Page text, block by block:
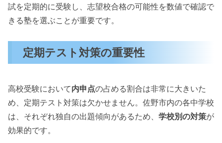
試を定期的に受験し、志望校合格の可能性を数値で確認で
きる塾を選ぶことが重要です。
定期テスト対策の重要性
高校受験において内申点の占める割合は非常に大きいた
め、定期テスト対策は欠かせません。佐野市内の各中学校
は、それぞれ独自の出題傾向があるため、 学校別の対策が
効果的です。